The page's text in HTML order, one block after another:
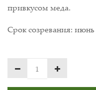
привкусом меда.
Срок созревания: июнь